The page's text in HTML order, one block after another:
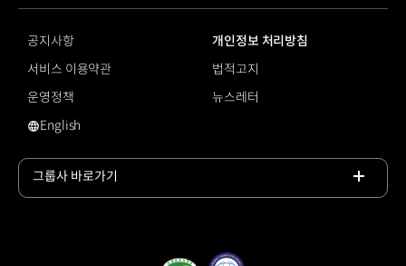
journal
tv
공지사항
개인정보 처리방침
서비스 이용약관
법적고지
운영정책
뉴스레터
영문 사이트로 이동
English
그룹사 바로가기